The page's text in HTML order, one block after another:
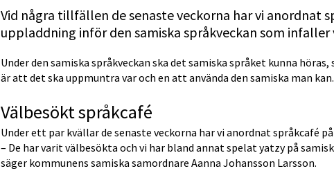
Vid några tillfällen de senaste veckorna har vi anordnat
uppladdning inför den samiska språkveckan som infaller
Under den samiska språkveckan ska det samiska språket kunna
är att det ska uppmuntra var och en att använda den samiska man kan.
Välbesökt språkcafé
Under ett par kvällar de senaste veckorna har vi anordnat språkcafé
– De har varit välbesökta och vi har bland annat spelat yatzy på
säger kommunens samiska samordnare Aanna Johansson Larsson.